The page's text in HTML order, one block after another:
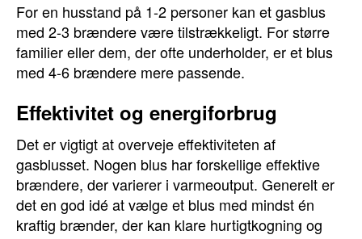
For en husstand på 1-2 personer kan et gasblus
med 2-3 brændere være tilstrækkeligt. For større
familier eller dem, der ofte underholder, er et blus
med 4-6 brændere mere passende.
Effektivitet og energiforbrug
Det er vigtigt at overveje effektiviteten af
gasblusset. Nogen blus har forskellige effektive
brændere, der varierer i varmeoutput. Generelt er
det en god idé at vælge et blus med mindst én
kraftig brænder, der kan klare hurtigtkogning og